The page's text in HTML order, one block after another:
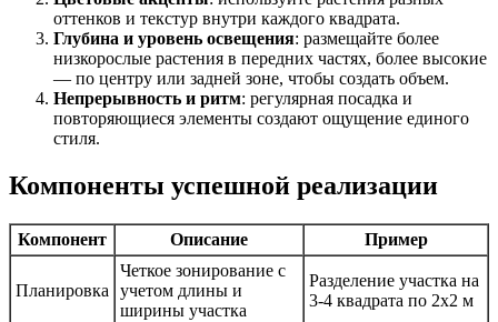
оттенков и текстур внутри каждого квадрата.
Глубина и уровень освещения: размещайте более
низкорослые растения в передних частях, более высокие
— по центру или задней зоне, чтобы создать объем.
Непрерывность и ритм: регулярная посадка и
повторяющиеся элементы создают ощущение единого
стиля.
Компоненты успешной реализации
Компонент Описание Пример
Планировка
Четкое зонирование с
учетом длины и
ширины участка
Разделение участка на
3-4 квадрата по 2х2 м